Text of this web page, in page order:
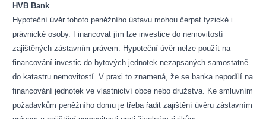
HVB Bank
Hypoteční úvěr tohoto peněžního ústavu mohou čerpat fyzické i
právnické osoby. Financovat jím lze investice do nemovitostí
zajištěných zástavním právem. Hypoteční úvěr nelze použít na
financování investic do bytových jednotek nezapsaných samostatně
do katastru nemovitostí. V praxi to znamená, že se banka nepodílí na
financování jednotek ve vlastnictví obce nebo družstva. Ke smluvním
požadavkům peněžního domu je třeba řadit zajištění úvěru zástavním